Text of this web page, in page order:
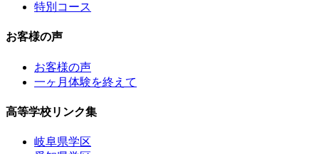
特別コース
お客様の声
お客様の声
一ヶ月体験を終えて
高等学校リンク集
岐阜県学区